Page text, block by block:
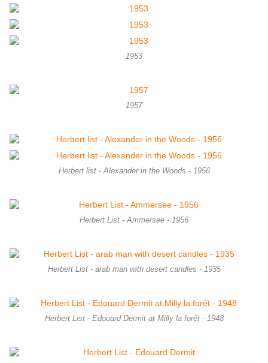
1953
1957
Herbert list - Alexander in the Woods - 1956
Herbert List - Ammersee - 1956
Herbert List - arab man with desert candles - 1935
Herbert List - Edouard Dermit at Milly la forêt - 1948